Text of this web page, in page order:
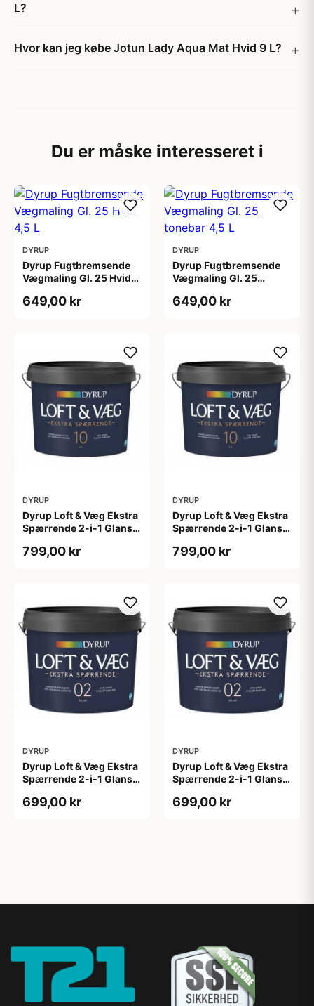
L?
Hvor kan jeg købe Jotun Lady Aqua Mat Hvid 9 L?
Du er måske interesseret i
DYRUP
Dyrup Fugtbremsende
Vægmaling Gl. 25 Hvid
649,00 kr
DYRUP
Dyrup Fugtbremsende
Vægmaling Gl. 25
649,00 kr
DYRUP
Dyrup Loft & Væg Ekstra
Spærrende 2-i-1 Glans
799,00 kr
DYRUP
Dyrup Loft & Væg Ekstra
Spærrende 2-i-1 Glans
799,00 kr
DYRUP
Dyrup Loft & Væg Ekstra
Spærrende 2-i-1 Glans 2
699,00 kr
DYRUP
Dyrup Loft & Væg Ekstra
Spærrende 2-i-1 Glans 2
699,00 kr